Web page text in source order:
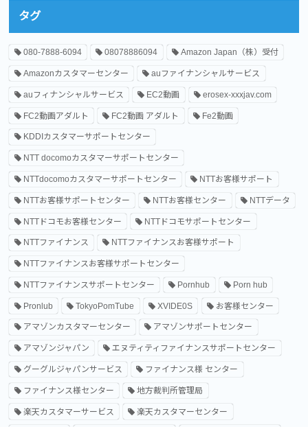
タグ
080-7888-6094 08078886094 Amazon Japan（株）受付
Amazonカスタマーセンター auファイナンシャルサービス
auフィナンシャルサービス EC2動画 erosex-xxxjav.com
FC2動画アダルト FC2動画 アダルト Fe2動画
KDDIカスタマーサポートセンター
NTT docomoカスタマーサポートセンター
NTTdocomoカスタマーサポートセンター NTTお客様サポート
NTTお客様サポートセンター NTTお客様センター NTTデータ
NTTドコモお客様センター NTTドコモサポートセンター
NTTファイナンス NTTファイナンスお客様サポート
NTTファイナンスお客様サポートセンター
NTTファイナンスサポートセンター Pornhub Porn hub
Pronlub TokyoPomTube XVIDE0S お客様センター
アマゾンカスタマーセンター アマゾンサポートセンター
アマゾンジャパン エヌティティファイナンスサポートセンター
グーグルジャパンサービス ファイナンス様 センター
ファイナンス様センター 地方裁判所管理局
楽天カスタマーサービス 楽天カスタマーセンター